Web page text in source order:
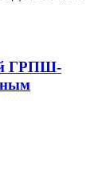
ГРПШ-